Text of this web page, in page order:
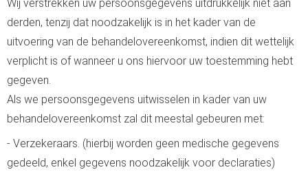
Wij verstrekken uw persoonsgegevens uitdrukkelijk niet aan
derden, tenzij dat noodzakelijk is in het kader van de
uitvoering van de behandelovereenkomst, indien dit wettelijk
verplicht is of wanneer u ons hiervoor uw toestemming hebt
gegeven.
Als we persoonsgegevens uitwisselen in kader van uw
behandelovereenkomst zal dit meestal gebeuren met:
- Verzekeraars. (hierbij worden geen medische gegevens
gedeeld, enkel gegevens noodzakelijk voor declaraties)